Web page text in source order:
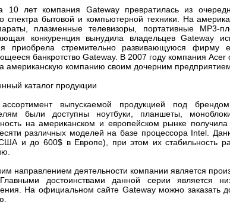
10 лет компания Gateway превратилась из
спектра бытовой и компьютерной техники. На
плазменные телевизоры, портативные
конкуренция вынудила владельцев Gateway
приобрела стремительно развивающуюся фирму
банкротство Gateway. В 2007 году компания Acer
американскую компанию своим дочерним
каталог продукции
выпускаемой продукцией под
были доступны ноутбуки, планшеты,
на американском и европейском рынке
различных моделей на базе процессора Intel.
и до 600$ в Европе), при этом их стабильность
направлением деятельности компании является
достоинствами данной серии является
На официальном сайте Gateway можно заказать